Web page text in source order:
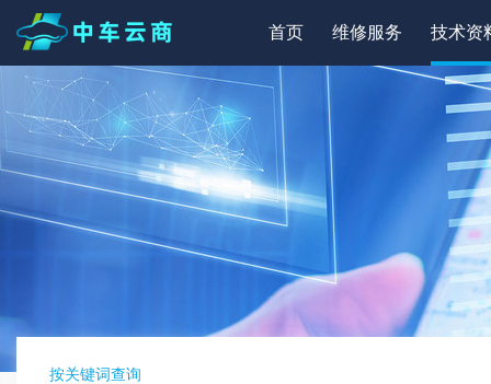
首页 维修服务 技术资
按关键词查询